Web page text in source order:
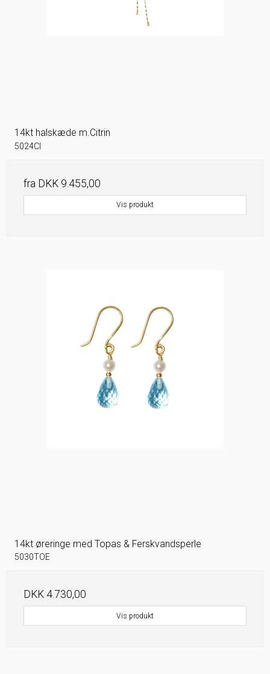
14kt halskæde m.Citrin
5024CI
fra DKK 9.455,00
Vis produkt
14kt øreringe med Topas & Ferskvandsperle
5030TOE
DKK 4.730,00
Vis produkt